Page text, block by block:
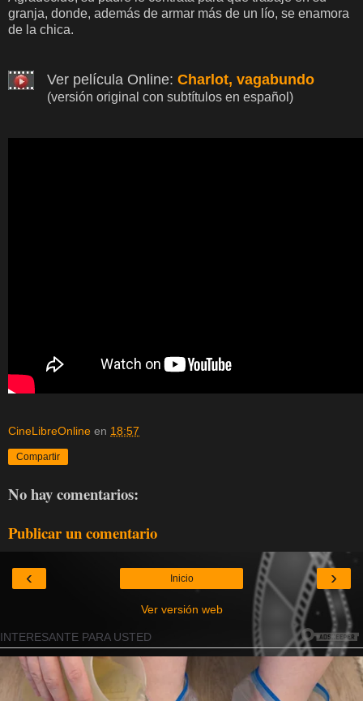
granja, donde, además de armar más de un lío, se enamora
de la chica.
Ver película Online: Charlot, vagabundo
(versión original con subtítulos en español)
CineLibreOnline en 18:57
Compartir
No hay comentarios:
Publicar un comentario
‹ ›
Inicio
Ver versión web